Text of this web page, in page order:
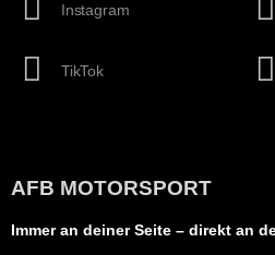
Instagram
TikTok
AFB MOTORSPORT
Immer an deiner Seite – direkt an